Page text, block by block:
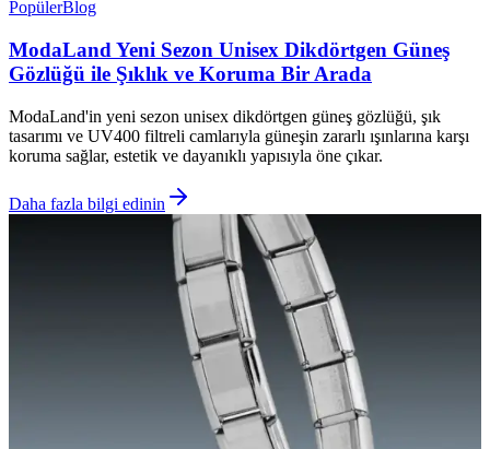
PopülerBlog
ModaLand Yeni Sezon Unisex Dikdörtgen Güneş
Gözlüğü ile Şıklık ve Koruma Bir Arada
ModaLand'in yeni sezon unisex dikdörtgen güneş gözlüğü, şık
tasarımı ve UV400 filtreli camlarıyla güneşin zararlı ışınlarına karşı
koruma sağlar, estetik ve dayanıklı yapısıyla öne çıkar.
Daha fazla bilgi edinin